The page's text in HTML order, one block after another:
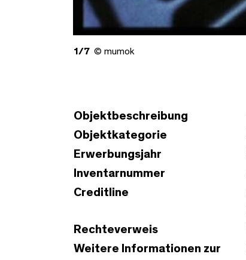
1/7 © mumok
Objektbeschreibung
Objektkategorie
Erwerbungsjahr
Inventarnummer
Creditline
Rechteverweis
Weitere Informationen zur